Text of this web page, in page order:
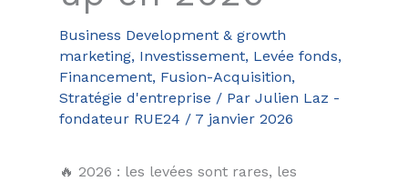
Business Development & growth
marketing, Investissement, Levée fonds,
Financement, Fusion-Acquisition,
Stratégie d'entreprise / Par Julien Laz -
fondateur RUE24 / 7 janvier 2026
🔥 2026 : les levées sont rares, les